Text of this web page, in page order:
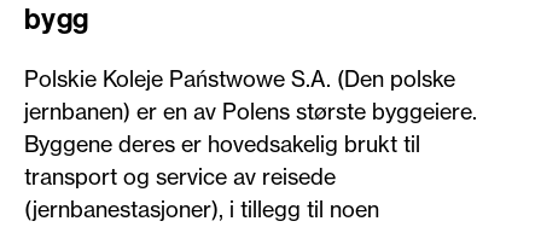
bygg
Polskie Koleje Państwowe S.A. (Den polske
jernbanen) er en av Polens største byggeiere.
Byggene deres er hovedsakelig brukt til
transport og service av reisede
(jernbanestasjoner), i tillegg til noen